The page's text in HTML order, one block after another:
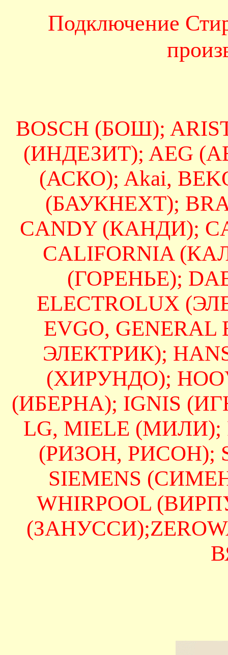
Подключение
BOSCH (БОШ);
(ИНДЕЗИТ); AEG
(АСКО); Akai,
(БАУКНЕХТ);
CANDY (КАНДИ);
CALIFORNIA
(ГОРЕНЬЕ);
ELECTROLUX
EVGO,
ЭЛЕКТРИК);
(ХИРУНДО);
(ИБЕРНА); IGNIS
LG, MIELE (МИЛИ);
(РИЗОН, РИСОН);
SIEMENS
WHIRPOOL